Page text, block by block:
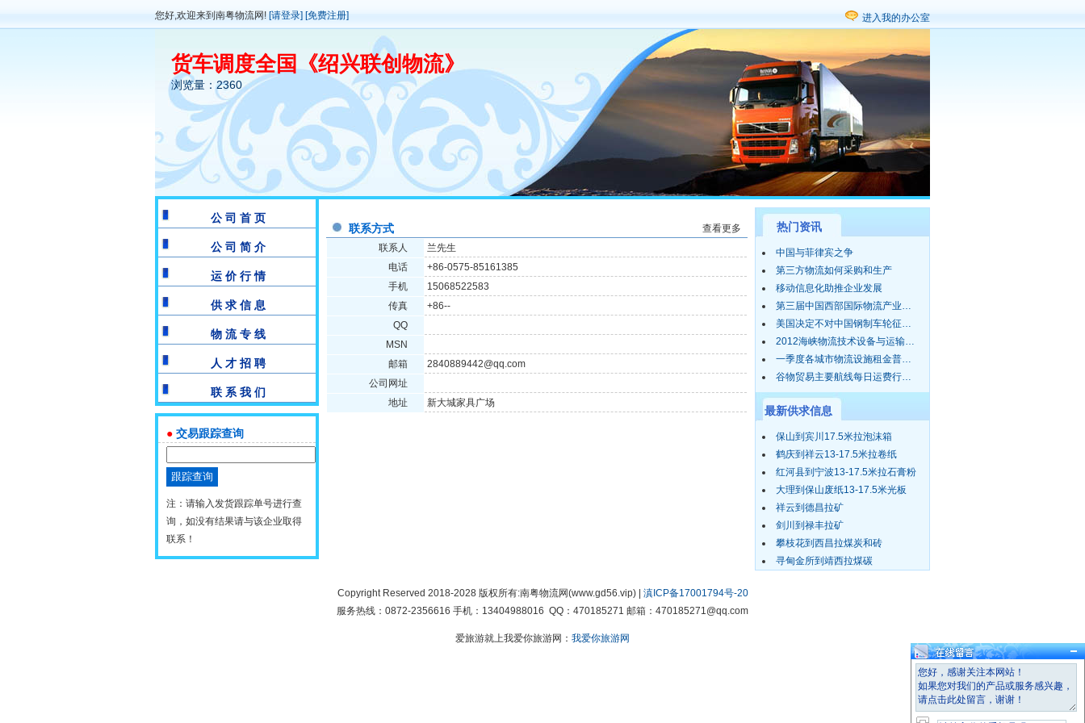
您好,欢迎来到南粤物流网! [请登录] [免费注册] 进入我的办公室
货车调度全国《绍兴联创物流》
浏览量：2360
公 司 首 页
公 司 简 介
运 价 行 情
供 求 信 息
物 流 专 线
人 才 招 聘
联 系 我 们
● 交易跟踪查询
注：请输入发货跟踪单号进行查
询，如没有结果请与该企业取得
联系！
查看更多
联系方式
联系人
兰先生
电话
+86-0575-85161385
手机
15068522583
传真
+86--
QQ
MSN
邮箱
2840889442@qq.com
公司网址
地址
新大城家具广场
热门资讯
中国与菲律宾之争
第三方物流如何采购和生产
移动信息化助推企业发展
第三届中国西部国际物流产业…
美国决定不对中国钢制车轮征…
2012海峡物流技术设备与运输…
一季度各城市物流设施租金普…
谷物贸易主要航线每日运费行…
最新供求信息
保山到宾川17.5米拉泡沫箱
鹤庆到祥云13-17.5米拉卷纸
红河县到宁波13-17.5米拉石膏粉
大理到保山废纸13-17.5米光板
祥云到德昌拉矿
剑川到禄丰拉矿
攀枝花到西昌拉煤炭和砖
寻甸金所到靖西拉煤碳
Copyright Reserved 2018-2028 版权所有:南粤物流网(www.gd56.vip) | 滇ICP备17001794号-20
服务热线：0872-2356616 手机：13404988016 QQ：470185271 邮箱：470185271@qq.com
爱旅游就上我爱你旅游网： 我爱你旅游网